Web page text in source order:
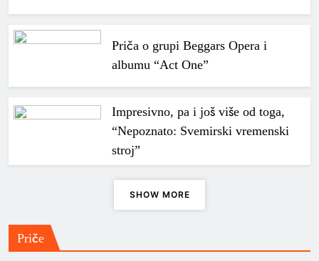
Priča o grupi Beggars Opera i
albumu “Act One”
Impresivno, pa i još više od toga,
“Nepoznato: Svemirski vremenski
stroj”
SHOW MORE
Priče